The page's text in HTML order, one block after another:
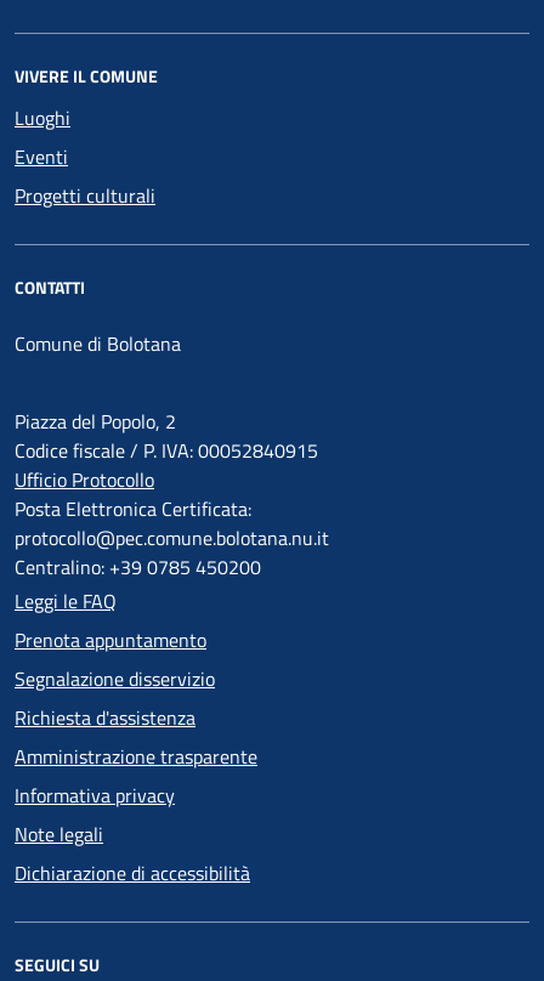
VIVERE IL COMUNE
Luoghi
Eventi
Progetti culturali
CONTATTI
Comune di Bolotana
Piazza del Popolo, 2
Codice fiscale / P. IVA: 00052840915
Ufficio Protocollo
Posta Elettronica Certificata:
protocollo@pec.comune.bolotana.nu.it
Centralino: +39 0785 450200
Leggi le FAQ
Prenota appuntamento
Segnalazione disservizio
Richiesta d'assistenza
Amministrazione trasparente
Informativa privacy
Note legali
Dichiarazione di accessibilità
SEGUICI SU